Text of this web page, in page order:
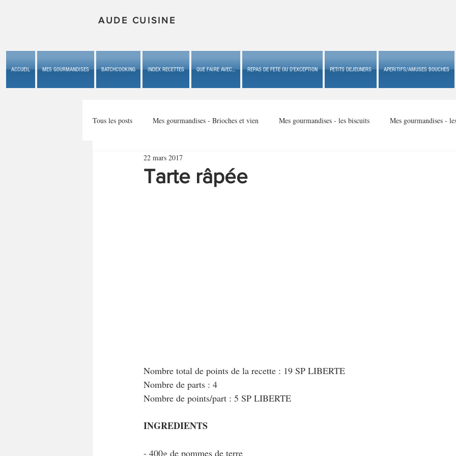
AUDE CUISINE
ACCUEIL MES GOURMANDISES BATCHCOOKING INDEX RECETTES QUE FAIRE AVEC... REPAS DE FETE OU D'EXCEPTION PETITS DEJEUNERS APERITIFS/AMUSES BOUCHES
Tous les posts Mes gourmandises - Brioches et vien Mes gourmandises - les biscuits Mes gourmandises -
Mes gourmandises - les gâteaux du b
Tarte râpée
22 mars 2017
Nombre total de points de la recette : 19 SP LIBERTE
Nombre de parts : 4
Nombre de points/part : 5 SP LIBERTE
INGREDIENTS
- 400g de pommes de terre